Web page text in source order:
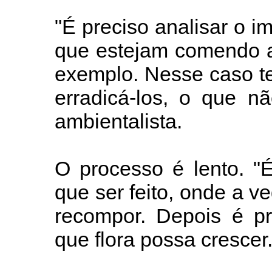
"É preciso analisar o
que estejam comendo
exemplo. Nesse caso
erradicá-los, o que
ambientalista.
O processo é lento.
que ser feito, onde a
recompor. Depois é
que flora possa